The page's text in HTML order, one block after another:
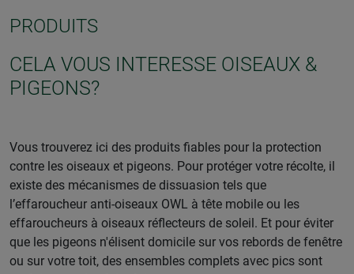
PRODUITS
CELA VOUS INTERESSE OISEAUX &
PIGEONS?
Vous trouverez ici des produits fiables pour la protection
contre les oiseaux et pigeons. Pour protéger votre récolte, il
existe des mécanismes de dissuasion tels que
l’effaroucheur anti-oiseaux OWL à tête mobile ou les
effaroucheurs à oiseaux réflecteurs de soleil. Et pour éviter
que les pigeons n'élisent domicile sur vos rebords de fenêtre
ou sur votre toit, des ensembles complets avec pics sont